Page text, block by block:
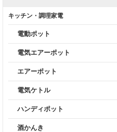
キッチン・調理家電
電動ポット
電気エアーポット
エアーポット
電気ケトル
ハンディポット
酒かんき